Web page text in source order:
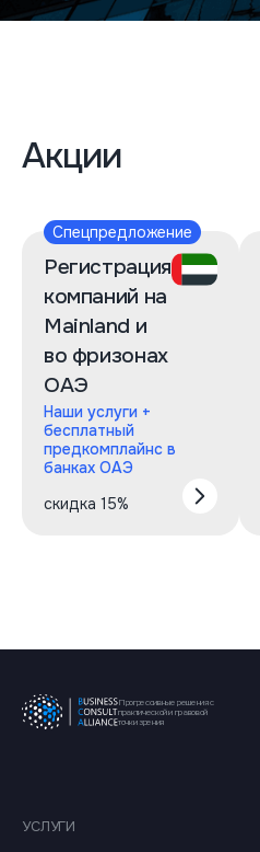
Акции
Спецпредложение
Регистрация
компаний на
Mainland и
во фризонах
ОАЭ
Наши услуги +
бесплатный
предкомплайнс в
банках ОАЭ
скидка 15%
Прогрессивные решения с
практической и правовой
точки зрения
УСЛУГИ